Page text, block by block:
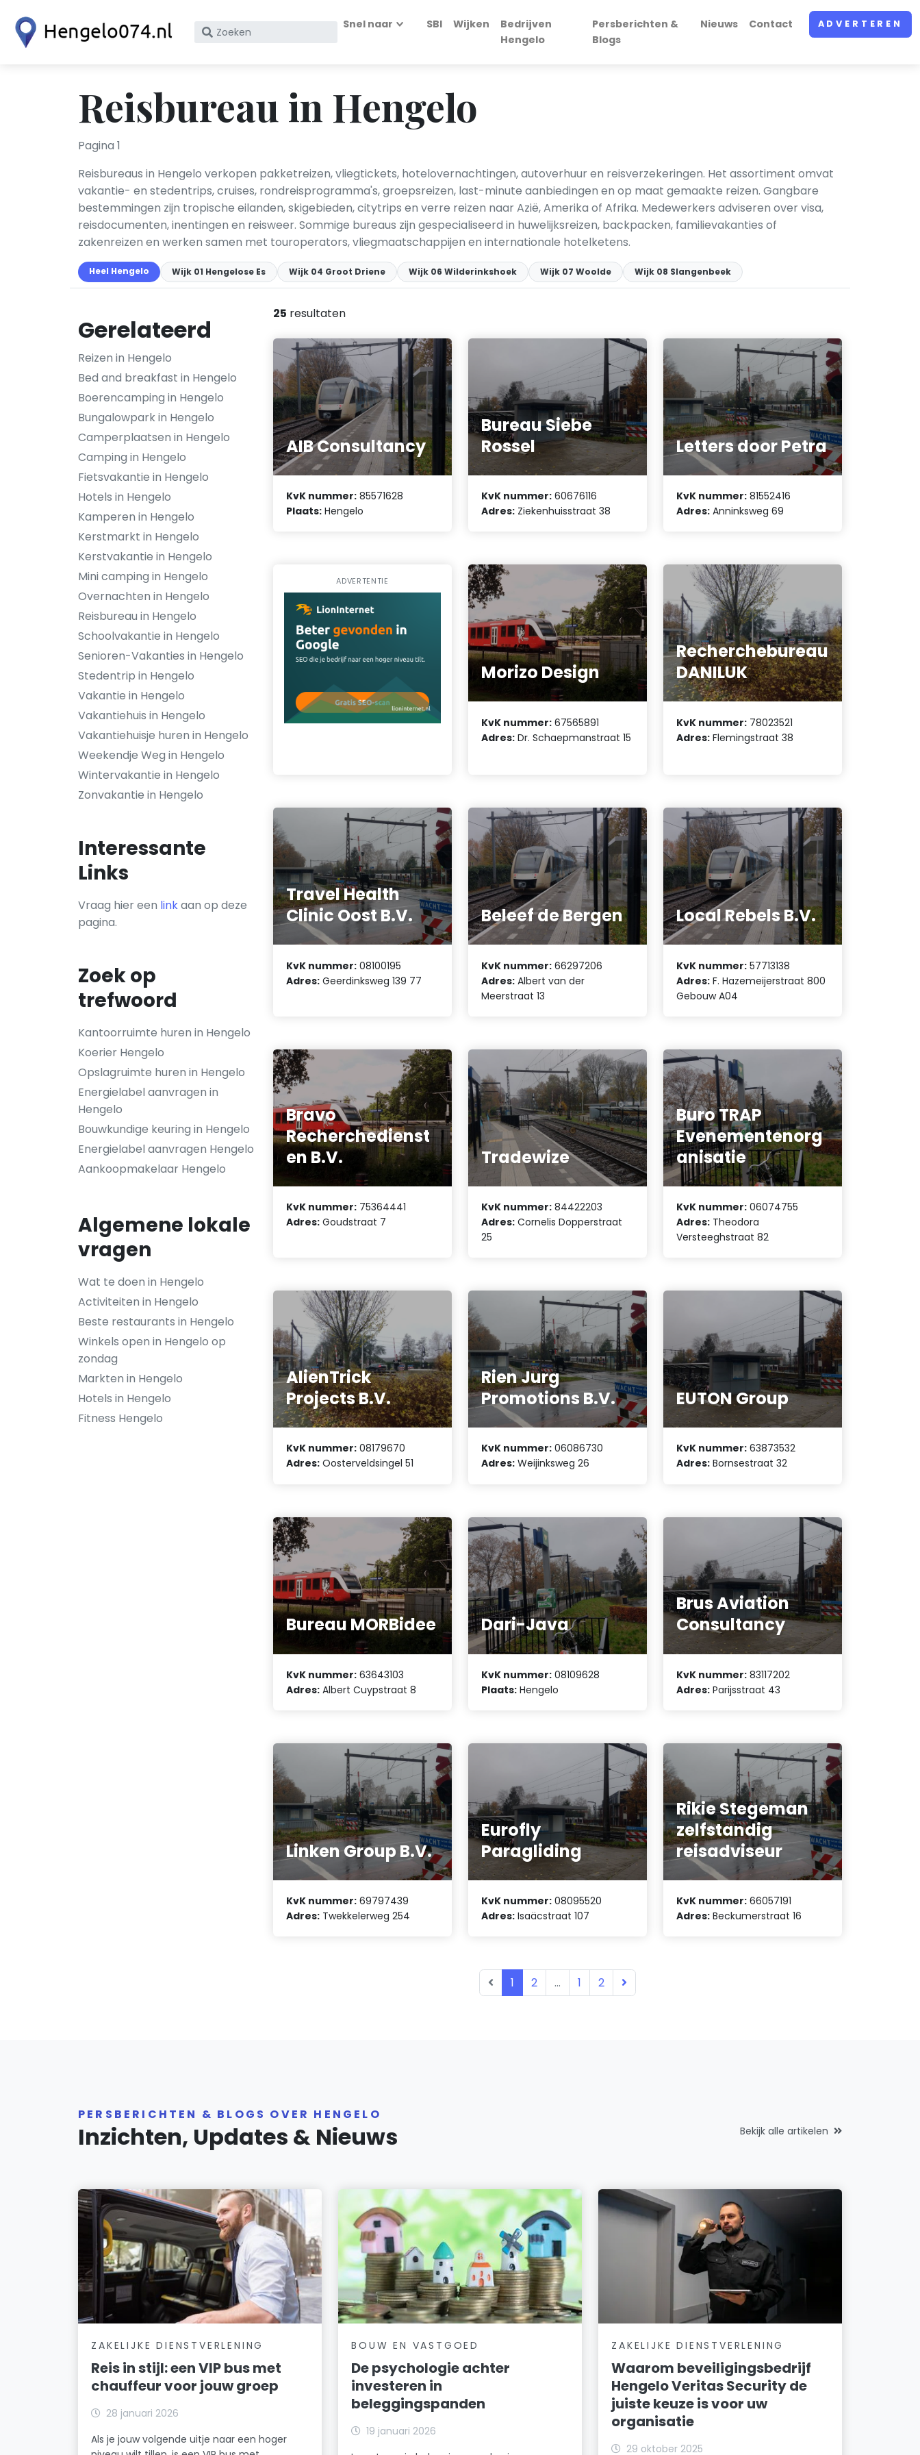
Zoek
KvK
nummer
Snel naar SBI Wijken
Bedrijven
Hengelo
Persberichten &
Blogs
Nieuws Contact ADVERTEREN
Reisbureau in Hengelo
Pagina 1
Reisbureaus in Hengelo verkopen pakketreizen, vliegtickets, hotelovernachtingen, autoverhuur en reisverzekeringen. Het assortiment omvat
vakantie- en stedentrips, cruises, rondreis­programma's, groepsreizen, last-minute aanbiedingen en op maat gemaakte reizen. Gangbare
bestemmingen zijn tropische eilanden, skigebieden, citytrips en verre reizen naar Azië, Amerika of Afrika. Medewerkers adviseren over visa,
reisdocumenten, inentingen en reisweer. Sommige bureaus zijn gespecialiseerd in huwelijksreizen, backpacken, familievakanties of
zakenreizen en werken samen met touroperators, vliegmaatschappijen en internationale hotelketens.
Heel Hengelo Wijk 01 Hengelose Es Wijk 04 Groot Driene Wijk 06 Wilderinkshoek Wijk 07 Woolde Wijk 08 Slangenbeek
Gerelateerd
Reizen in Hengelo
Bed and breakfast in Hengelo
Boerencamping in Hengelo
Bungalowpark in Hengelo
Camperplaatsen in Hengelo
Camping in Hengelo
Fietsvakantie in Hengelo
Hotels in Hengelo
Kamperen in Hengelo
Kerstmarkt in Hengelo
Kerstvakantie in Hengelo
Mini camping in Hengelo
Overnachten in Hengelo
Reisbureau in Hengelo
Schoolvakantie in Hengelo
Senioren-Vakanties in Hengelo
Stedentrip in Hengelo
Vakantie in Hengelo
Vakantiehuis in Hengelo
Vakantiehuisje huren in Hengelo
Weekendje Weg in Hengelo
Wintervakantie in Hengelo
Zonvakantie in Hengelo
Interessante
Links
Vraag hier een linkaan op deze
pagina.
Zoek op
trefwoord
Kantoorruimte huren in Hengelo
Koerier Hengelo
Opslagruimte huren in Hengelo
Energielabel aanvragen in
Hengelo
Bouwkundige keuring in Hengelo
Energielabel aanvragen Hengelo
Aankoopmakelaar Hengelo
Algemene lokale
vragen
Wat te doen in Hengelo
Activiteiten in Hengelo
Beste restaurants in Hengelo
Winkels open in Hengelo op
zondag
Markten in Hengelo
Hotels in Hengelo
Fitness Hengelo
25 resultaten
AIB Consultancy
KvK nummer: 85571628
Plaats: Hengelo
Bureau Siebe
Rossel
KvK nummer: 60676116
Adres: Ziekenhuisstraat 38
Letters door Petra
KvK nummer: 81552416
Adres: Anninksweg 69
ADVERTENTIE
Morizo Design
KvK nummer: 67565891
Adres: Dr. Schaepmanstraat 15
Recherchebureau
DANILUK
KvK nummer: 78023521
Adres: Flemingstraat 38
Travel Health
Clinic Oost B.V.
KvK nummer: 08100195
Adres: Geerdinksweg 139 77
Beleef de Bergen
KvK nummer: 66297206
Adres: Albert van der
Meerstraat 13
Local Rebels B.V.
KvK nummer: 57713138
Adres: F. Hazemeijerstraat 800
Gebouw A04
Bravo
Recherchedienst
en B.V.
KvK nummer: 75364441
Adres: Goudstraat 7
Tradewize
KvK nummer: 84422203
Adres: Cornelis Dopperstraat
25
Buro TRAP
Evenementenorg
anisatie
KvK nummer: 06074755
Adres: Theodora
Versteeghstraat 82
AlienTrick
Projects B.V.
KvK nummer: 08179670
Adres: Oosterveldsingel 51
Rien Jurg
Promotions B.V.
KvK nummer: 06086730
Adres: Weijinksweg 26
EUTON Group
KvK nummer: 63873532
Adres: Bornsestraat 32
Bureau MORBidee
KvK nummer: 63643103
Adres: Albert Cuypstraat 8
Dari-Java
KvK nummer: 08109628
Plaats: Hengelo
Brus Aviation
Consultancy
KvK nummer: 83117202
Adres: Parijsstraat 43
Linken Group B.V.
KvK nummer: 69797439
Adres: Twekkelerweg 254
Eurofly
Paragliding
KvK nummer: 08095520
Adres: Isaäcstraat 107
Rikie Stegeman
zelfstandig
reisadviseur
KvK nummer: 66057191
Adres: Beckumerstraat 16
1 2 ... 1 2
PERSBERICHTEN & BLOGS OVER HENGELO
Inzichten, Updates & Nieuws Bekijk alle artikelen
ZAKELIJKE DIENSTVERLENING
Reis in stijl: een VIP bus met
chauffeur voor jouw groep
28 januari 2026
Als je jouw volgende uitje naar een hoger
BOUW EN VASTGOED
De psychologie achter
investeren in
beleggingspanden
19 januari 2026
ZAKELIJKE DIENSTVERLENING
Waarom beveiligingsbedrijf
Hengelo Veritas Security de
juiste keuze is voor uw
organisatie
29 oktober 2025